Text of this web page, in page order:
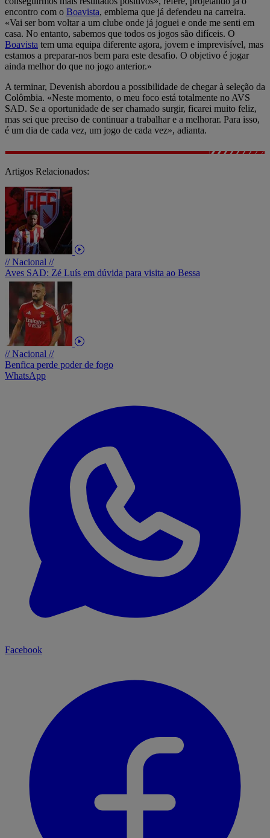
encontro com o Boavista, emblema que já defendeu na carreira.
«Vai ser bom voltar a um clube onde já joguei e onde me senti em
casa. No entanto, sabemos que todos os jogos são difíceis. O
Boavista tem uma equipa diferente agora, jovem e imprevisível, mas
estamos a preparar-nos bem para este desafio. O objetivo é jogar
ainda melhor do que no jogo anterior.»
A terminar, Devenish abordou a possibilidade de chegar à seleção da
Colômbia. «Neste momento, o meu foco está totalmente no AVS
SAD. Se a oportunidade de ser chamado surgir, ficarei muito feliz,
mas sei que preciso de continuar a trabalhar e a melhorar. Para isso,
é um dia de cada vez, um jogo de cada vez», adianta.
Artigos Relacionados:
// Nacional //
Aves SAD: Zé Luís em dúvida para visita ao Bessa
// Nacional //
Benfica perde poder de fogo
WhatsApp
Facebook